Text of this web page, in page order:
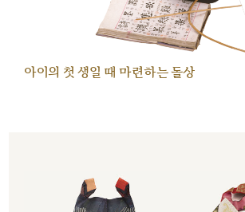
아이의 첫 생일 때 마련하는 돌상